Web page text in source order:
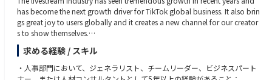
※出張：有（国内・海外）
＜当ポジションの魅力・難しさ＞
難易度は高い一方で、会社のIT・デジタル変革の中核を担える、非常に影
響力の大きいポジションです。
ことを変えられる方
・CIOや経営層と率直に議論でき、同時に現場メンバーとも信頼関係を
築ける方
has become the next growth driver for TikTok global business. It also brin
gs great joy to users globally and it creates a new channel for our creator
s to show themselves.
Specifically, you will:
- Partner with your assigned business unit and ensure a deep understandi
ng of business strategy and implement high-quality HR practices within t
求める経験 / スキル
・人事部門において、ジェネラリスト、チームリーダー、ビジネスパート